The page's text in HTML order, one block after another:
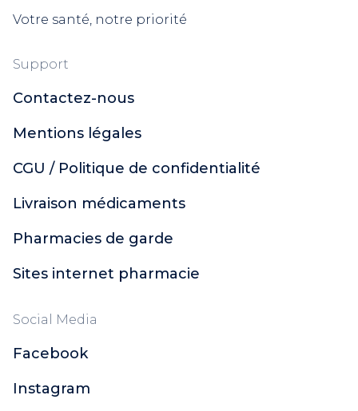
Votre santé, notre priorité
Support
Contactez-nous
Mentions légales
CGU / Politique de confidentialité
Livraison médicaments
Pharmacies de garde
Sites internet pharmacie
Social Media
Facebook
Instagram